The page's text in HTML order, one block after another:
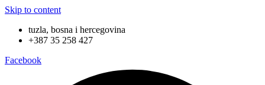
Skip to content
tuzla, bosna i hercegovina
+387 35 258 427
Facebook